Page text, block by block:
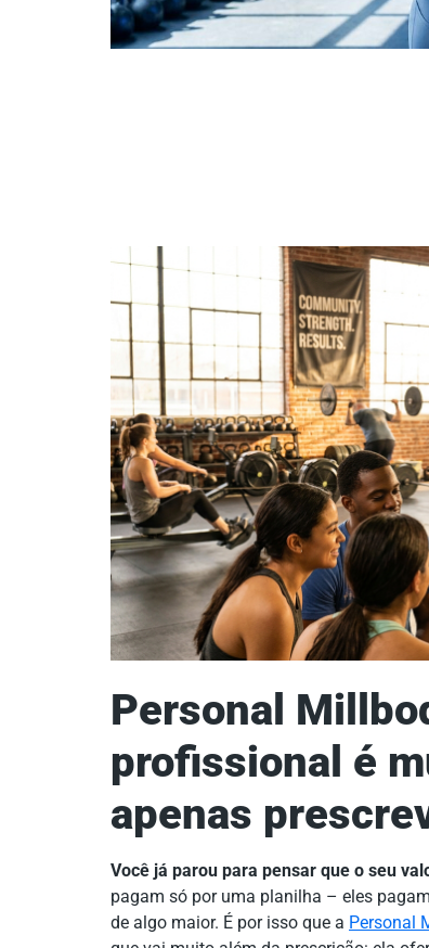
Personal
profissional é
apenas
Você já parou para pensar que o seu
pagam só por uma planilha – eles
de algo maior. É por isso que a Personal